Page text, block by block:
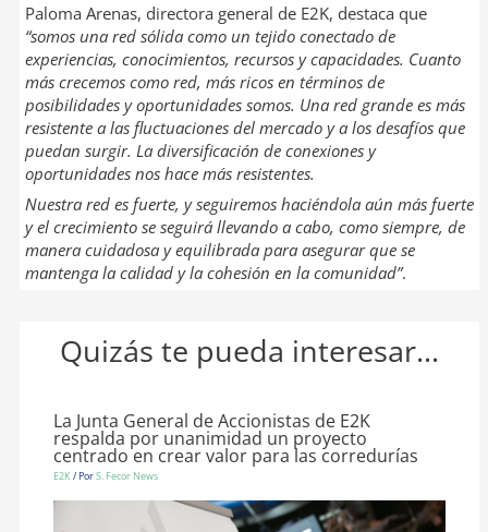
Paloma Arenas, directora general de E2K, destaca que
“somos una red sólida como un tejido conectado de
experiencias, conocimientos, recursos y capacidades. Cuanto
más crecemos como red, más ricos en términos de
posibilidades y oportunidades somos. Una red grande es más
resistente a las fluctuaciones del mercado y a los desafíos que
puedan surgir. La diversificación de conexiones y
oportunidades nos hace más resistentes.
Nuestra red es fuerte, y seguiremos haciéndola aún más fuerte
y el crecimiento se seguirá llevando a cabo, como siempre, de
manera cuidadosa y equilibrada para asegurar que se
mantenga la calidad y la cohesión en la comunidad”.
Quizás te pueda interesar...
La Junta General de Accionistas de E2K
respalda por unanimidad un proyecto
centrado en crear valor para las corredurías
E2K/ PorS. Fecor News